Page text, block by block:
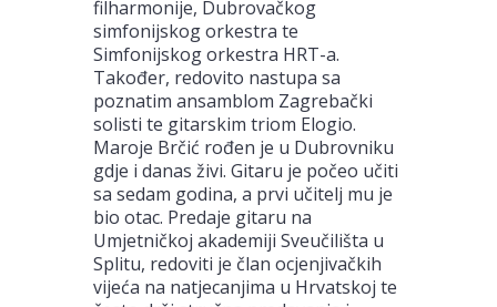
filharmonije, Dubrovačkog
simfonijskog orkestra te
Simfonijskog orkestra HRT-a.
Također, redovito nastupa sa
poznatim ansamblom Zagrebački
solisti te gitarskim triom Elogio.
Maroje Brčić rođen je u Dubrovniku
gdje i danas živi. Gitaru je počeo učiti
sa sedam godina, a prvi učitelj mu je
bio otac. Predaje gitaru na
Umjetničkoj akademiji Sveučilišta u
Splitu, redoviti je član ocjenjivačkih
vijeća na natjecanjima u Hrvatskoj te